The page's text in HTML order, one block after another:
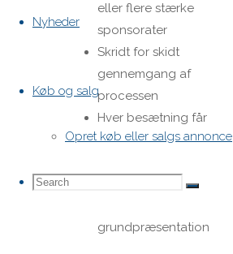
Nyheder
Køb og salg
Opret køb eller salgs annonce
Search
Search
Search
eller flere stærke
sponsorater
Skridt for skidt
gennemgang af
processen
Hver besætning får
vejledning og tid til
rammer og indhold
grundpræsentation